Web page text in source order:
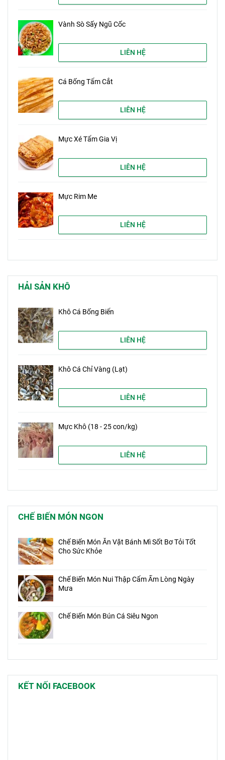
Vành Sò Sấy Ngũ Cốc
LIÊN HỆ
Cá Bống Tẩm Cắt
LIÊN HỆ
Mực Xé Tẩm Gia Vị
LIÊN HỆ
Mực Rim Me
LIÊN HỆ
HẢI SẢN KHÔ
Khô Cá Bống Biển
LIÊN HỆ
Khô Cá Chỉ Vàng (Lạt)
LIÊN HỆ
Mực Khô (18 - 25 con/kg)
LIÊN HỆ
CHẾ BIẾN MÓN NGON
Chế Biến Món Ăn Vặt Bánh Mì Sốt Bơ Tỏi Tốt
Cho Sức Khỏe
Chế Biến Món Nui Thập Cẩm Ấm Lòng Ngày
Mưa
Chế Biến Món Bún Cá Siêu Ngon
KẾT NỐI FACEBOOK